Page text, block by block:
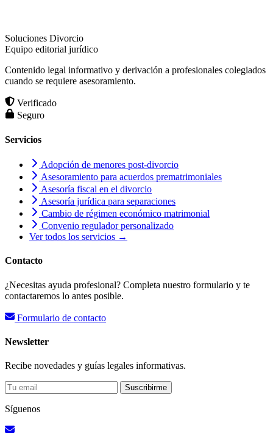
Soluciones Divorcio
Equipo editorial jurídico
Contenido legal informativo y derivación a profesionales colegiados
cuando se requiere asesoramiento.
Verificado
Seguro
Servicios
Adopción de menores post-divorcio
Asesoramiento para acuerdos prematrimoniales
Asesoría fiscal en el divorcio
Asesoría jurídica para separaciones
Cambio de régimen económico matrimonial
Convenio regulador personalizado
Ver todos los servicios →
Contacto
¿Necesitas ayuda profesional? Completa nuestro formulario y te
contactaremos lo antes posible.
Formulario de contacto
Newsletter
Recibe novedades y guías legales informativas.
Suscribirme
Síguenos